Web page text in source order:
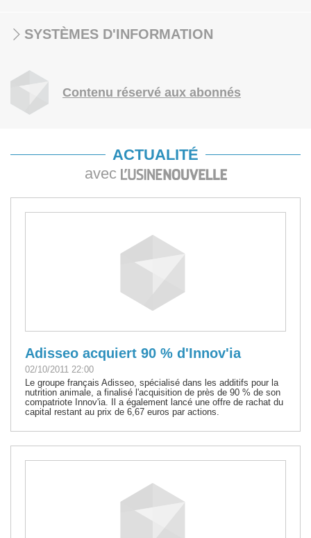
SYSTÈMES D'INFORMATION
Contenu réservé aux abonnés
ACTUALITÉ
avec
Adisseo acquiert 90 % d'Innov'ia
02/10/2011 22:00
Le groupe français Adisseo, spécialisé dans les additifs pour la
nutrition animale, a finalisé l'acquisition de près de 90 % de son
compatriote Innov'ia. Il a également lancé une offre de rachat du
capital restant au prix de 6,67 euros par actions.